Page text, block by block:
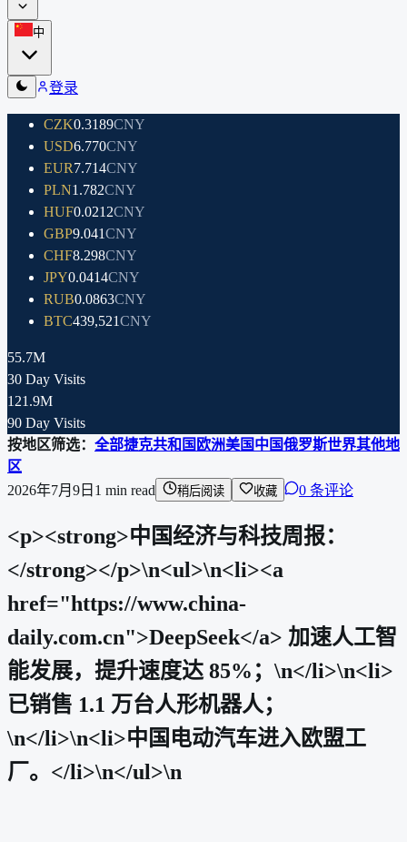
中
登录
CZK0.3189CNY
USD6.770CNY
EUR7.714CNY
PLN1.782CNY
HUF0.0212CNY
GBP9.041CNY
CHF8.298CNY
JPY0.0414CNY
RUB0.0863CNY
BTC439,521CNY
55.7M
30 Day Visits
121.9M
90 Day Visits
按地区筛选： 全部捷克共和国 欧洲美国 中国俄罗斯世界其他地
区
2026年7月9日 1 min read 稍后阅读 收藏 0 条评论
<p><strong>中国经济与科技周报：
</strong></p>\n<ul>\n<li><a
href="https://www.china-
daily.com.cn">DeepSeek</a> 加速人工智
能发展，提升速度达 85%；\n</li>\n<li>
已销售 1.1 万台人形机器人；
\n</li>\n<li>中国电动汽车进入欧盟工
厂。</li>\n</ul>\n